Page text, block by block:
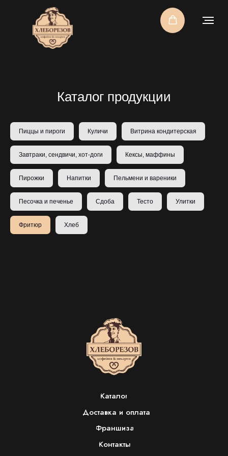
Каталог продукции
Пиццы и пироги Куличи Витрина кондитерская
Завтраки, сендвичи, хот-доги Кексы, маффины
Пирожки Напитки Пельмени и вареники
Песочка и печенье Сдоба Тесто Улитки
Фритюр Хлеб
Франшиза
Контакты
Доставка и оплата
Каталог